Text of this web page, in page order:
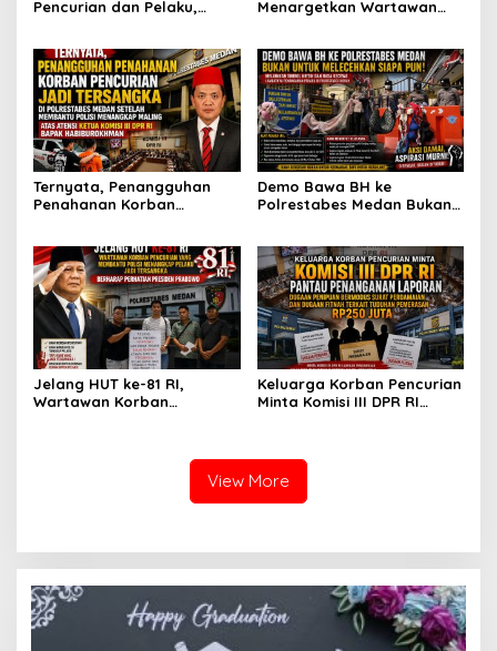
Pencurian dan Pelaku,
Kapolrestabes Medan
Tempuh Restorative Justice
agar Konflik Tak Berlarut-
larut
Menargetkan Wartawan
Membantu Polisi
Menangkap Maling di Toko
Usaha Keluarganya
Ternyata, Penangguhan
Penahanan Korban
Setelah Membantu Polisi
Menangkap Maling Atas
Atensi Ketua Komisi III DPR
RI Bapak Habiburokhman
Demo Bawa BH ke
Polrestabes Medan Bukan
dan Rasa Kecewa
Lambatnya Penanganan
Pekara di Polrestabes
Medan
Jelang HUT ke-81 RI,
Wartawan Korban
Keluarga Korban Pencurian
Minta Komisi III DPR RI
Perdamaian dan Dugaan
Fitnah Terkait Tuduhan
Pemerasan Rp250 Juta
View More